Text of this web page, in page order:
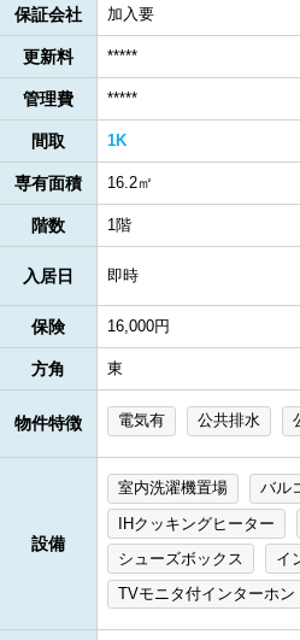
保証会社 加入要
更新料 *****
管理費 *****
間取 1K
専有面積 16.2㎡
階数 1階
入居日 即時
保険 16,000円
方角 東
物件特徴 電気有 公共排水
設備
室内洗濯機置場 バル
IHクッキングヒーター
シューズボックス
イ
TVモニタ付インターホン